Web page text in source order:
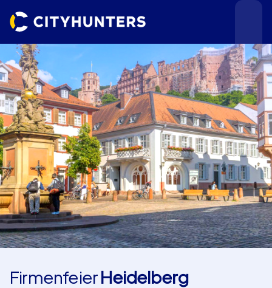
Teamevents
Städte
Anlässe
FirmenfeierHeidelberg